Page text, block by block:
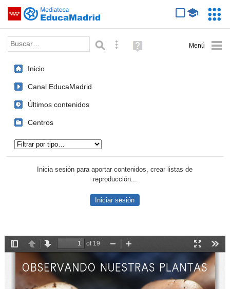
Saltar navegación
Palabra o frase: Búsqueda avanzada
Ayuda
(en
Inicio
Canal EducaMadrid
Últimos contenidos
Centros
Inicia sesión para aportar contenidos, crear listas de
reproducción...
Iniciar sesión